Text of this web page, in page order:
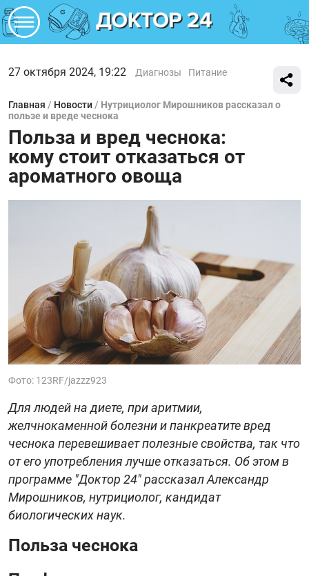
27 октября 2024, 19:22 Диагнозы Питание
Главная / Новости / Нутрициолог Мирошников рассказал о
пользе и вреде чеснока
Польза и вред чеснока:
кому стоит отказаться от
ароматного овоща
Фото: 123RF/jazzz923
Для людей на диете, при аритмии,
желчнокаменной болезни и панкреатите вред
чеснока перевешивает полезные свойства, так что
от его употребления лучше отказаться. Об этом в
программе "Доктор 24" рассказал Александр
Мирошников, нутрициолог, кандидат
биологических наук.
Польза чеснока